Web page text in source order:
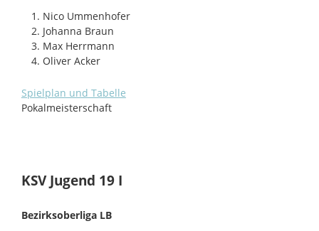
Nico Ummenhofer
Johanna Braun
Max Herrmann
Oliver Acker
Spielplan und Tabelle
Pokalmeisterschaft
KSV Jugend 19 I
Bezirksoberliga LB